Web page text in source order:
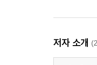
저자 소개